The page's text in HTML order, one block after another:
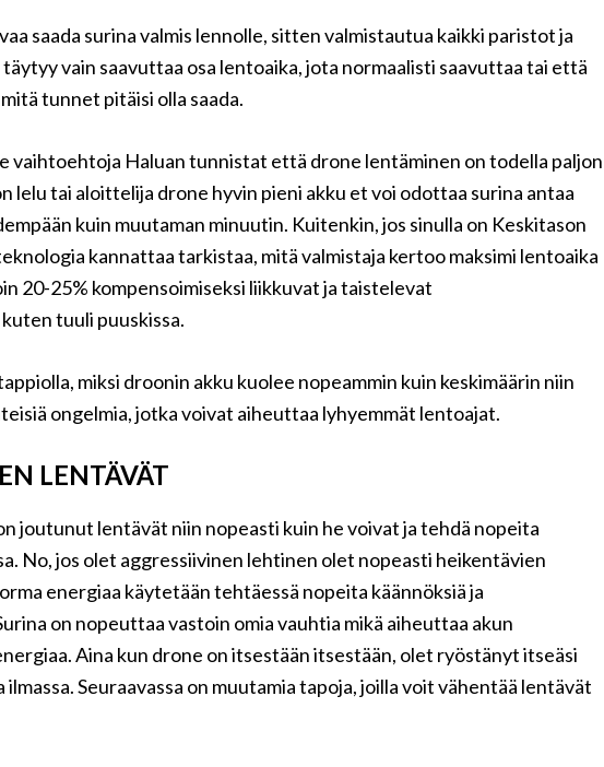
saada surina valmis lennolle, sitten valmistautua kaikki paristot ja
vain saavuttaa osa lentoaika, jota normaalisti saavuttaa tai että
tunnet pitäisi olla saada.
vaihtoehtoja Haluan tunnistat että drone lentäminen on todella paljon
lelu tai aloittelija drone hyvin pieni akku et voi odottaa surina antaa
kuin muutaman minuutin. Kuitenkin, jos sinulla on Keskitason
kannattaa tarkistaa, mitä valmistaja kertoo maksimi lentoaika
20-25% kompensoimiseksi liikkuvat ja taistelevat
tuuli puuskissa.
miksi droonin akku kuolee nopeammin kuin keskimäärin niin
ongelmia, jotka voivat aiheuttaa lyhyemmät lentoajat.
LENTÄVÄT
joutunut lentävät niin nopeasti kuin he voivat ja tehdä nopeita
No, jos olet aggressiivinen lehtinen olet nopeasti heikentävien
energiaa käytetään tehtäessä nopeita käännöksiä ja
on nopeuttaa vastoin omia vauhtia mikä aiheuttaa akun
Aina kun drone on itsestään itsestään, olet ryöstänyt itseäsi
Seuraavassa on muutamia tapoja, joilla voit vähentää lentävät